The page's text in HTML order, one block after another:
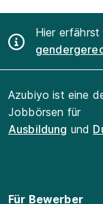
Hier erfährst
Azubiyo ist eine
Jobbörsen für
Ausbildung und
Für Bewerber